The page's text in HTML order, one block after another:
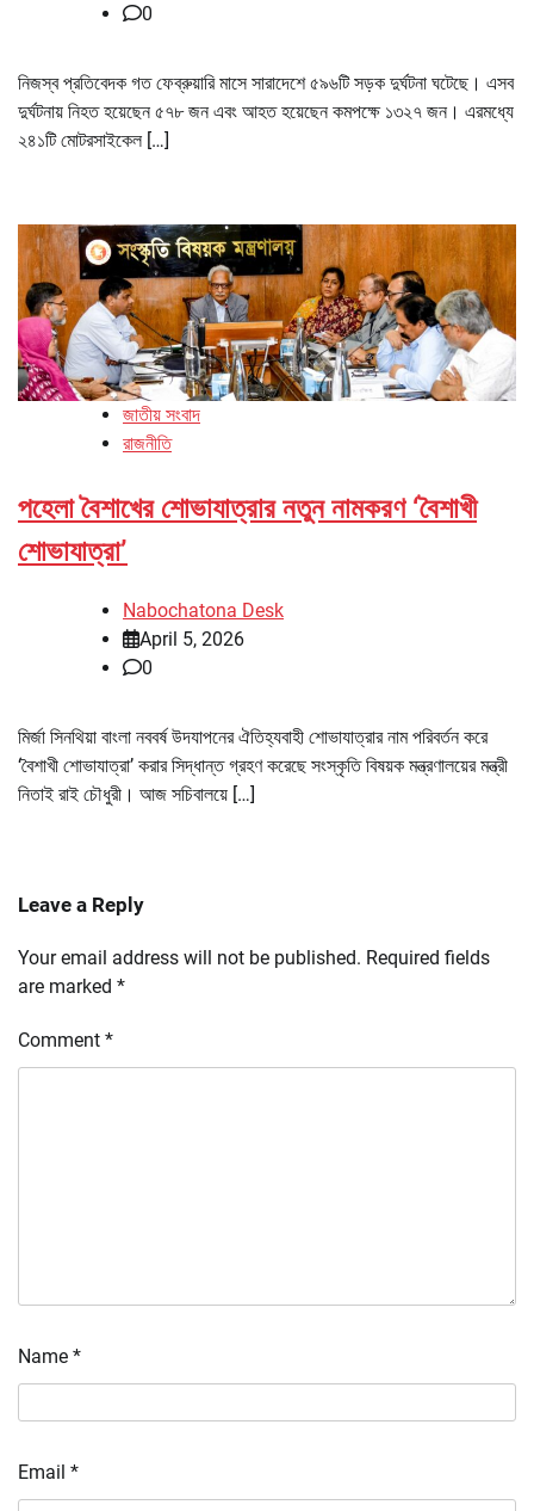
0
নিজস্ব প্রতিবেদক গত ফেব্রুয়ারি মাসে সারাদেশে ৫৯৬টি সড়ক দুর্ঘটনা ঘটেছে। এসব
দুর্ঘটনায় নিহত হয়েছেন ৫৭৮ জন এবং আহত হয়েছেন কমপক্ষে ১৩২৭ জন। এরমধ্যে
২৪১টি মোটরসাইকেল […]
জাতীয় সংবাদ
রাজনীতি
পহেলা বৈশাখের শোভাযাত্রার নতুন নামকরণ ‘বৈশাখী
শোভাযাত্রা’
Nabochatona Desk
April 5, 2026
0
মির্জা সিনথিয়া বাংলা নববর্ষ উদযাপনের ঐতিহ্যবাহী শোভাযাত্রার নাম পরিবর্তন করে
‘বৈশাখী শোভাযাত্রা’ করার সিদ্ধান্ত গ্রহণ করেছে সংস্কৃতি বিষয়ক মন্ত্রণালয়ের মন্ত্রী
নিতাই রাই চৌধুরী। আজ সচিবালয়ে […]
Leave a Reply
Your email address will not be published. Required fields
are marked *
Comment *
Name *
Email *